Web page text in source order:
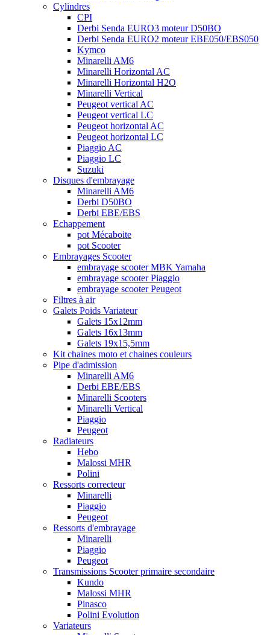
Cylindres
CPI
Derbi Senda EURO3 moteur D50BO
Derbi Senda EURO2 moteur EBE050/EBS050
Kymco
Minarelli AM6
Minarelli Horizontal AC
Minarelli Horizontal H2O
Minarelli Vertical
Peugeot vertical AC
Peugeot vertical LC
Peugeot horizontal AC
Peugeot horizontal LC
Piaggio AC
Piaggio LC
Suzuki
Disques d'embrayage
Minarelli AM6
Derbi D50BO
Derbi EBE/EBS
Echappement
pot Mécaboite
pot Scooter
Embrayages Scooter
embrayage scooter MBK Yamaha
embrayage scooter Piaggio
embrayage scooter Peugeot
Filtres à air
Galets Poids Variateur
Galets 15x12mm
Galets 16x13mm
Galets 19x15,5mm
Kit chaines moto et chaines couleurs
Pipe d'admission
Minarelli AM6
Derbi EBE/EBS
Minarelli Scooters
Minarelli Vertical
Piaggio
Peugeot
Radiateurs
Hebo
Malossi MHR
Polini
Ressorts correcteur
Minarelli
Piaggio
Peugeot
Ressorts d'embrayage
Minarelli
Piaggio
Peugeot
Transmissions Scooter primaire secondaire
Kundo
Malossi MHR
Pinasco
Polini Evolution
Variateurs